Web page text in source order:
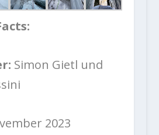
Simon Gietl und
2023